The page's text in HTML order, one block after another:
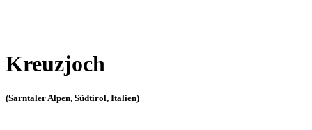
Kreuzjoch
(Sarntaler Alpen, Südtirol, Italien)